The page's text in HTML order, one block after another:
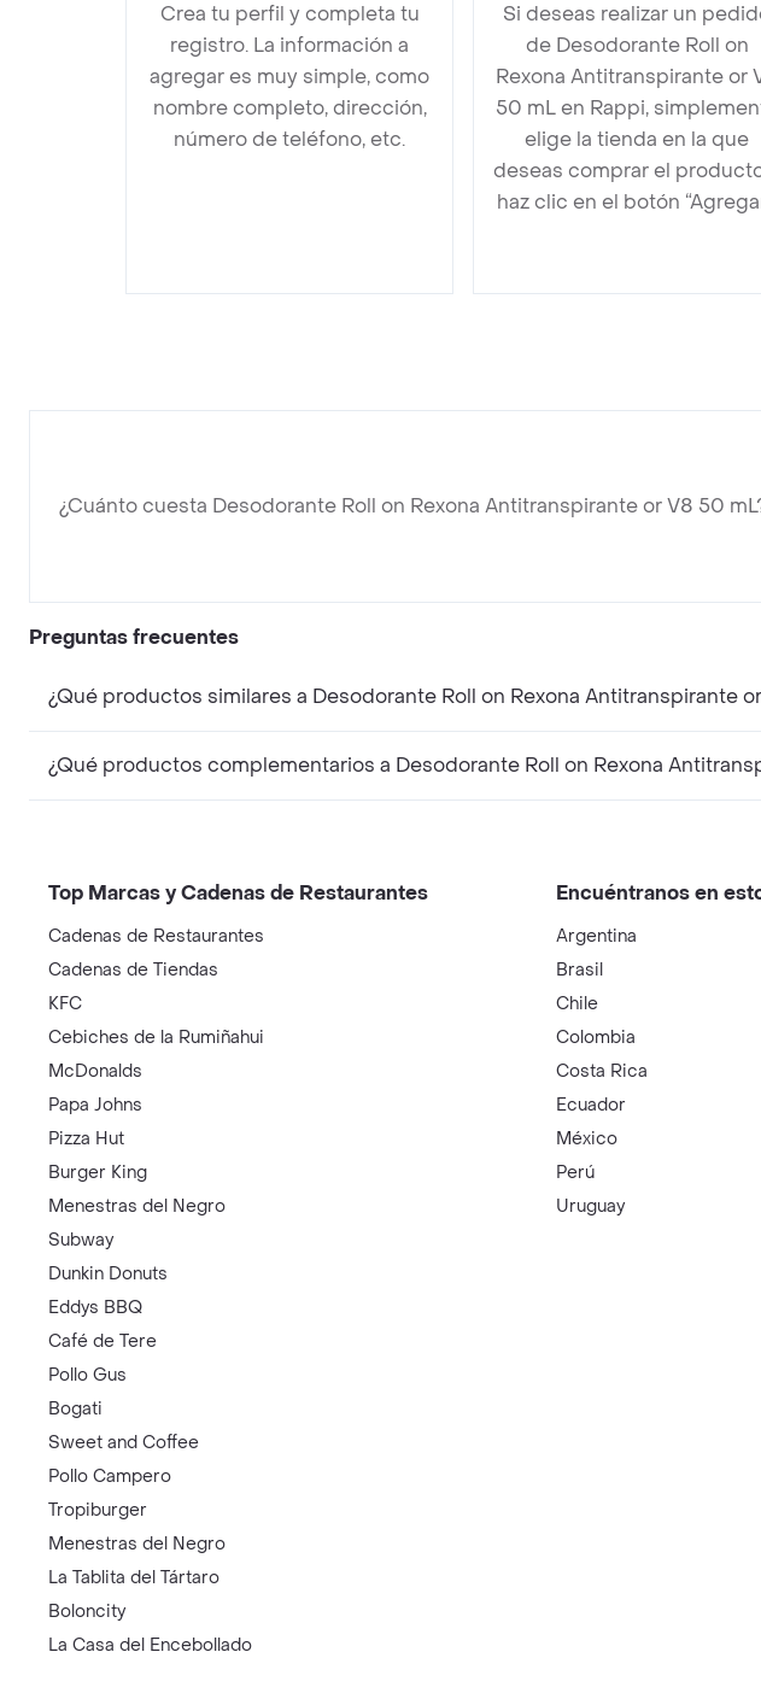
Crea tu perfil y completa tu
registro. La información a
agregar es muy simple, como
nombre completo, dirección,
número de teléfono, etc.
Si deseas realizar un
de Desodorante Roll on
Rexona Antitranspirante or
50 mL en Rappi,
elige la tienda en la que
deseas comprar el
haz clic en el botón
¿Cuánto cuesta Desodorante Roll on Rexona Antitranspirante or V8 50
Preguntas frecuentes
¿Qué productos similares a Desodorante Roll on Rexona Antitranspirante
¿Qué productos complementarios a Desodorante Roll on Rexona
Top Marcas y Cadenas de Restaurantes
Cadenas de Restaurantes
Cadenas de Tiendas
KFC
Cebiches de la Rumiñahui
McDonalds
Papa Johns
Pizza Hut
Burger King
Menestras del Negro
Subway
Dunkin Donuts
Eddys BBQ
Café de Tere
Pollo Gus
Bogati
Sweet and Coffee
Pollo Campero
Tropiburger
Menestras del Negro
La Tablita del Tártaro
Boloncity
La Casa del Encebollado
Encuéntranos en
Argentina
Brasil
Chile
Colombia
Costa Rica
Ecuador
México
Perú
Uruguay